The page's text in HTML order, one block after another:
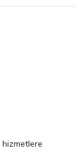
hizmetlere